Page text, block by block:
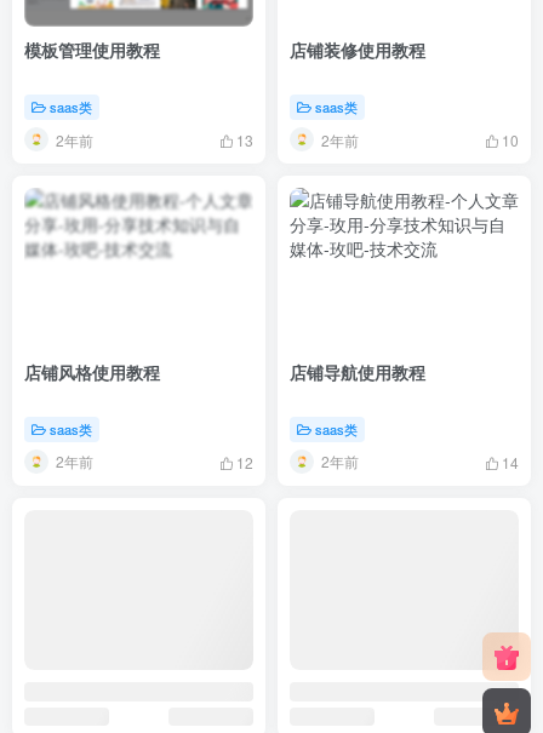
模板管理使用教程
saas类
2年前 13
店铺装修使用教程
saas类
2年前 10
店铺风格使用教程
saas类
2年前 12
店铺导航使用教程
saas类
2年前 14